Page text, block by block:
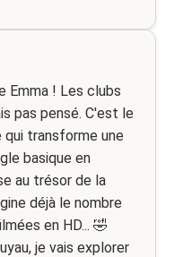
Emma ! Les clubs
pas pensé. C'est le
transforme une
basique en
au trésor de la
déjà le nombre
en HD... 🤣
je vais explorer